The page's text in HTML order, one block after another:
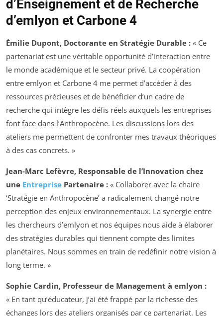
d’Enseignement et de Recherche
d’emlyon et Carbone 4
Émilie Dupont, Doctorante en Stratégie Durable : « Ce
partenariat est une véritable opportunité d’interaction entre
le monde académique et le secteur privé. La coopération
entre emlyon et Carbone 4 me permet d’accéder à des
ressources précieuses et de bénéficier d’un cadre de
recherche qui intègre les défis réels auxquels les entreprises
font face dans l’Anthropocène. Les discussions lors des
ateliers me permettent de confronter mes travaux théoriques
à des cas concrets. »
Jean-Marc Lefèvre, Responsable de l’Innovation chez
une Entreprise Partenaire : « Collaborer avec la chaire
‘Stratégie en Anthropocène’ a radicalement changé notre
perception des enjeux environnementaux. La synergie entre
les chercheurs d’emlyon et nos équipes nous aide à élaborer
des stratégies durables qui tiennent compte des limites
planétaires. Nous sommes en train de redéfinir notre vision à
long terme. »
Sophie Cardin, Professeur de Management à emlyon :
« En tant qu’éducateur, j’ai été frappé par la richesse des
échanges lors des ateliers organisés par ce partenariat. Les